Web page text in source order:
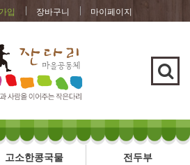
입 장바구니 마이페이지
고소한콩국물
전두부